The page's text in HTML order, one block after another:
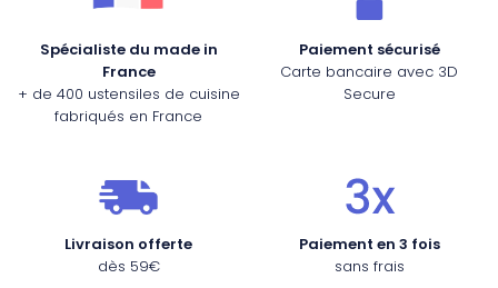
Spécialiste du made in
France
+ de 400 ustensiles de cuisine
fabriqués en France
Paiement sécurisé
Carte bancaire avec 3D
Secure
Livraison offerte
dès 59€
Paiement en 3 fois
sans frais